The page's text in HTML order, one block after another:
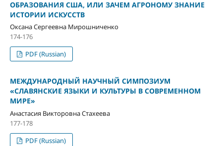
ОБРАЗОВАНИЯ США, ИЛИ ЗАЧЕМ АГРОНОМУ ЗНАНИЕ
ИСТОРИИ ИСКУССТВ
Оксана Сергеевна Мирошниченко
174-176
PDF (Russian)
МЕЖДУНАРОДНЫЙ НАУЧНЫЙ СИМПОЗИУМ
«СЛАВЯНСКИЕ ЯЗЫКИ И КУЛЬТУРЫ В СОВРЕМЕННОМ
МИРЕ»
Анастасия Викторовна Стахеева
177-178
PDF (Russian)